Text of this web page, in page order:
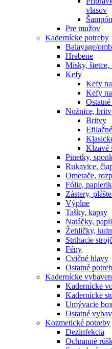
vlasov
Pre mužov
Kadernícke potreby
Balayage/
Hrebene
Misky,
Kefy
Kefy
Kefy
Nožnice,
Britvy
Kĺzavé
Pinetky,
Rukavice,
Ometače,
Fólie,
Zástery,
Výplne
Tašky, kapsy
Natáčky,
Žehličky,
Strihacie
Fény
Cvičné hlavy
Ostatné
Kadernícke
Kadernícke
Kadernícke
Umývacie
Ostatné
Kozmetické potreby
Dezinfekcia
Ochranné